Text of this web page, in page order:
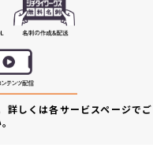
しくは各サービスページでご